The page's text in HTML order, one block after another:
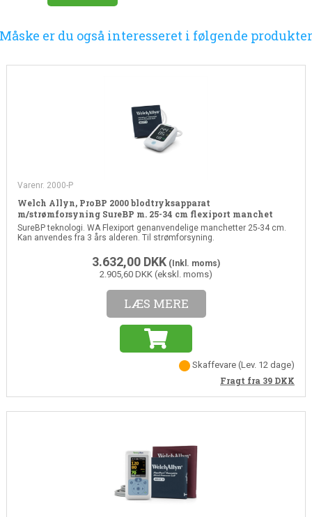
Måske er du også interesseret i følgende produkter
Varenr. 2000-P
Welch Allyn, ProBP 2000 blodtryksapparat
m/strømforsyning SureBP m. 25-34 cm flexiport manchet
SureBP teknologi. WA Flexiport genanvendelige manchetter 25-34 cm.
Kan anvendes fra 3 års alderen. Til strømforsyning.
3.632,00 DKK (Inkl. moms)
2.905,60 DKK (ekskl. moms)
LÆS MERE
Skaffevare(Lev. 12 dage)
Fragt fra 39 DKK